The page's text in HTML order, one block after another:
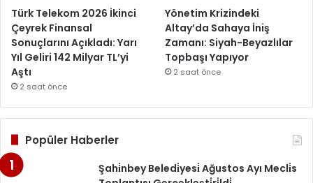
Türk Telekom 2026 İkinci
Çeyrek Finansal
Sonuçlarını Açıkladı: Yarı
Yıl Geliri 142 Milyar TL’yi
Aştı
2 saat önce
Yönetim Krizindeki
Altay’da Sahaya İniş
Zamanı: Siyah-Beyazlılar
Topbaşı Yapıyor
2 saat önce
Popüler Haberler
Şahi̇nbey Beledi̇yesi̇ Ağustos Ayı Mecli̇s